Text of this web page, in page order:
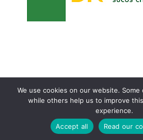
Copyright 2021 | Desenvolvido por
Facebook
We use cookies on our website.
while others help us to improve
experience.
Accept all
Read our